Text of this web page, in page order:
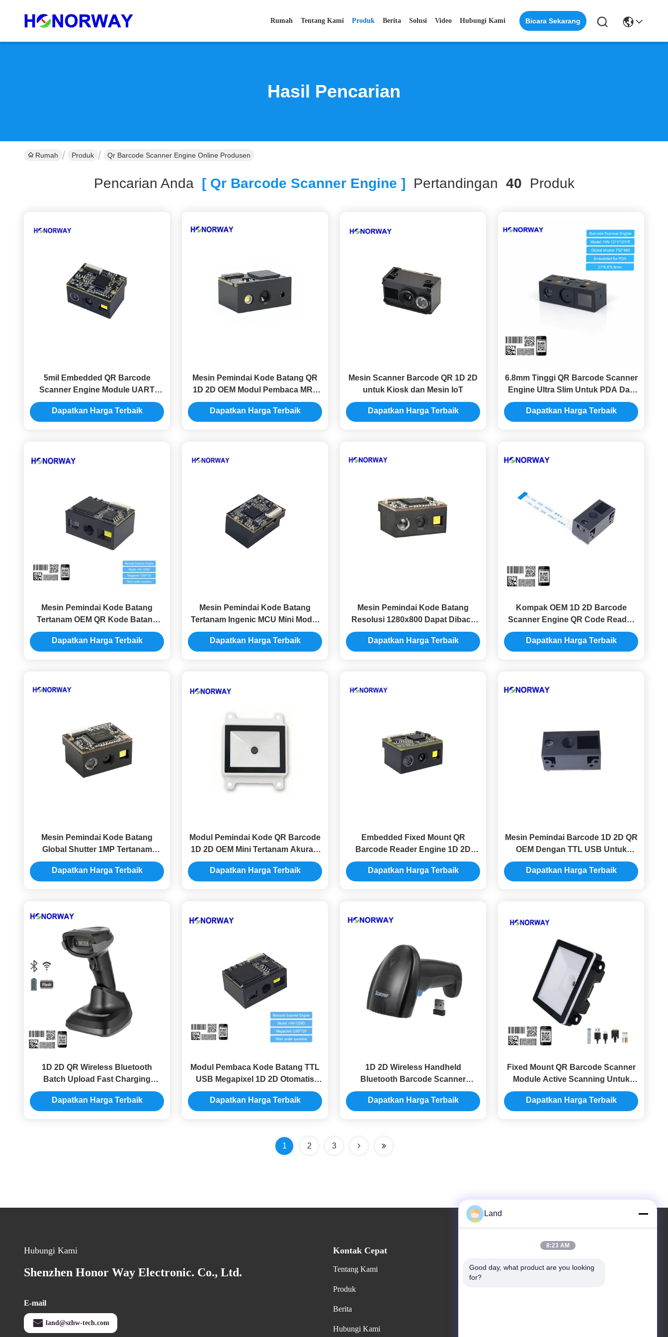
Rumah Tentang Kami Produk Berita Solusi Video Hubungi Kami Bicara Sekarang
Hasil Pencarian
Rumah Produk Qr Barcode Scanner Engine Online Produsen
Pencarian Anda[ Qr Barcode Scanner Engine ] Pertandingan 40 Produk
5mil Embedded QR Barcode
Scanner Engine Module UART
USB Interface IEC61000 EN55032
Dapatkan Harga Terbaik
Mesin Pemindai Kode Batang QR
1D 2D OEM Modul Pembaca MRZ
OCR Tertanam Untuk Paspor
Dapatkan Harga Terbaik
Mesin Scanner Barcode QR 1D 2D
untuk Kiosk dan Mesin IoT
Dapatkan Harga Terbaik
6.8mm Tinggi QR Barcode Scanner
Engine Ultra Slim Untuk PDA Dan
Perangkat IoT
Dapatkan Harga Terbaik
Mesin Pemindai Kode Batang
Tertanam OEM QR Kode Batang
Pindai Mesin Anti Silau
Dapatkan Harga Terbaik
Mesin Pemindai Kode Batang
Tertanam Ingenic MCU Mini Modul
Pemindai Kode QR 1D 2D
Dapatkan Harga Terbaik
Mesin Pemindai Kode Batang
Resolusi 1280x800 Dapat Dibaca
Sinar Matahari Dekode Kepadatan
Tinggi
Dapatkan Harga Terbaik
Kompak OEM 1D 2D Barcode
Scanner Engine QR Code Reader
Module 0.3MP Pixel
Dapatkan Harga Terbaik
Mesin Pemindai Kode Batang
Global Shutter 1MP Tertanam
Modul Pembaca Kode Batang QR
1D 2D
Dapatkan Harga Terbaik
Modul Pemindai Kode QR Barcode
1D 2D OEM Mini Tertanam Akurasi
Tinggi Untuk Industri PLC
Dapatkan Harga Terbaik
Embedded Fixed Mount QR
Barcode Reader Engine 1D 2D
Barcode Scanner Module
Dapatkan Harga Terbaik
Mesin Pemindai Barcode 1D 2D QR
OEM Dengan TTL USB Untuk
Supermarket Ritel
Dapatkan Harga Terbaik
1D 2D QR Wireless Bluetooth
Batch Upload Fast Charging
Handheld Barcode Scanner
Dengan Cradle dan Battery
Dapatkan Harga Terbaik
Modul Pembaca Kode Batang TTL
USB Megapixel 1D 2D Otomatis
Mendeteksi Mesin Pemindai Kode
Batang
Dapatkan Harga Terbaik
1D 2D Wireless Handheld
Bluetooth Barcode Scanner
Kecepatan yang disesuaikan Untuk
Pembayaran QR
Dapatkan Harga Terbaik
Fixed Mount QR Barcode Scanner
Module Active Scanning Untuk
Kunci Pintu Pintar
Dapatkan Harga Terbaik
1 2 3
Hubungi Kami
Shenzhen Honor Way Electronic. Co., Ltd.
E-mail
land@szhw-tech.com
Kontak Cepat
Tentang Kami
Produk
Berita
Hubungi Kami
Alamat
Land
8:23 AM
Good day, what product are you looking
for?